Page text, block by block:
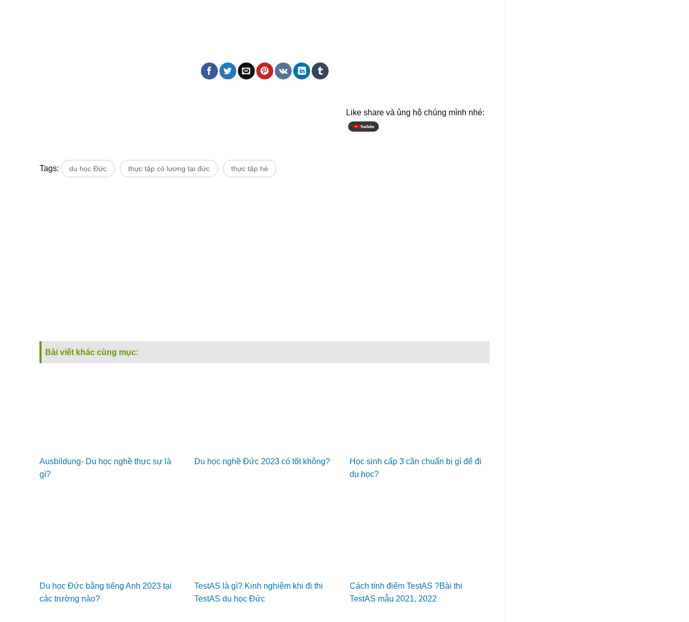
Like share và ủng hộ chúng mình nhé:
Tags: du học Đức thực tập có lương tại đức thực tập hè
Bài viết khác cùng mục:
Ausbildung- Du học nghề thực sự là
gì?
Du học nghề Đức 2023 có tốt không?
Học sinh cấp 3 cần chuẩn bị gì để đi
du học?
Du học Đức bằng tiếng Anh 2023 tại
các trường nào?
TestAS là gì? Kinh nghiệm khi đi thi
TestAS du học Đức
Cách tính điểm TestAS ?Bài thi
TestAS mẫu 2021, 2022